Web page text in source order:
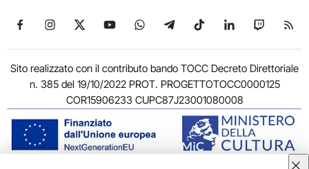
Seguici su Facebook
Seguici su Instagram
Seguici su X
Seguici su YouTube
Seguici su WhatsApp
Seguici su Telegram
Seguici su TikTok
Seguici su
Seguici
Sito realizzato con il contributo bando TOCC Decreto Direttoriale
n. 385 del 19/10/2022 PROT. PROGETTOTOCC0000125
COR15906233 CUPC87J23001080008